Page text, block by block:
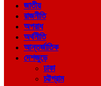
জাতীয়
রাজনীতি
অপরাধ
অর্থনীতি
আন্তর্জাতিক
দেশজুড়ে
ঢাকা
চট্টগ্রাম